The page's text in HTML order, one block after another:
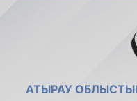
АТЫРАУ